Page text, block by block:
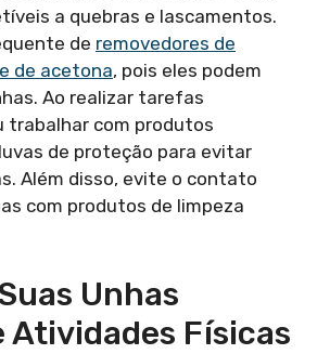
a quebras e lascamentos.
de removedores de
de acetona, pois eles podem
Ao realizar tarefas
trabalhar com produtos
de proteção para evitar
Além disso, evite o contato
com produtos de limpeza
Unhas
Atividades Físicas